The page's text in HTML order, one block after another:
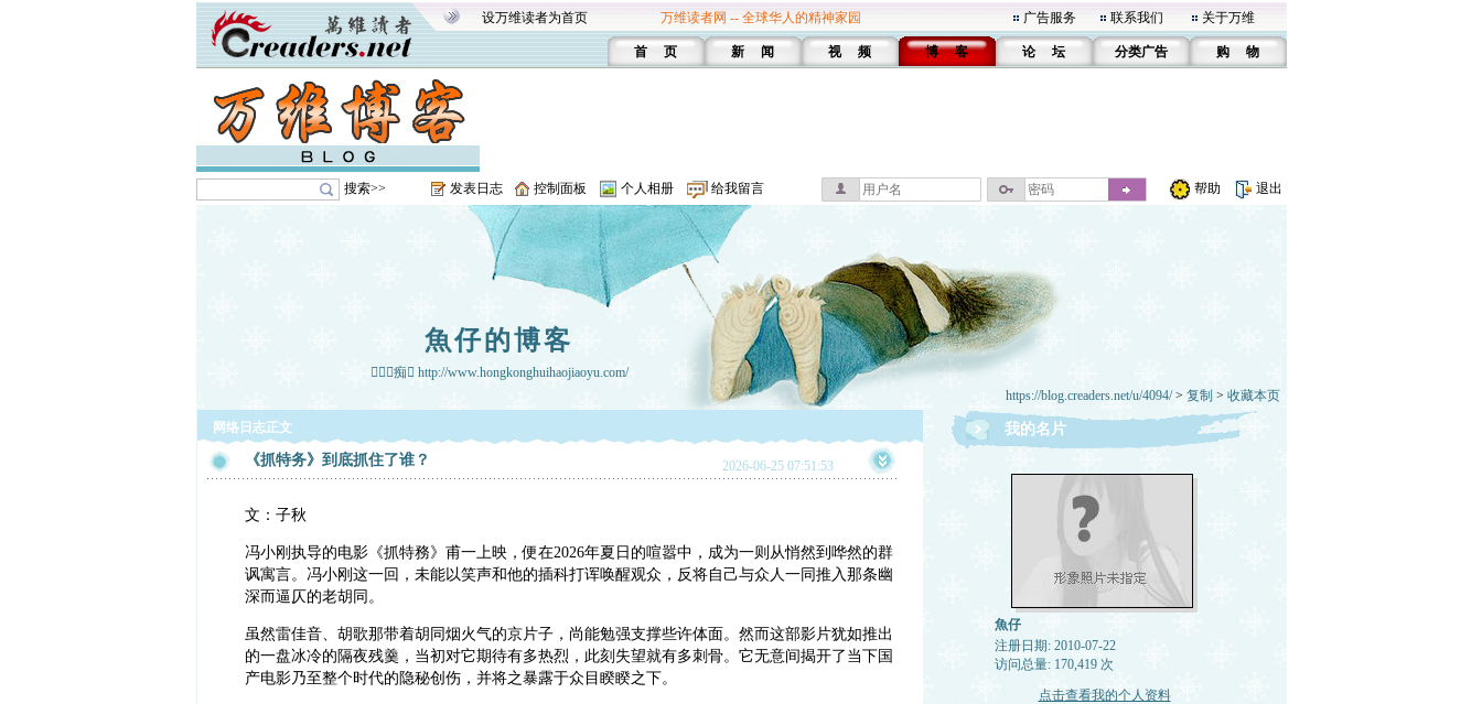
设万维读者为首页 万维读者网 -- 全球华人的精神家园 广告服务 联系我们 关于万维
首 页 新 闻 视 频 博 客 论 坛 分类广告 购 物
搜索>> 发表日志 控制面板 个人相册 给我留言 帮助 退出
魚仔的博客
痴 http://www.hongkonghuihaojiaoyu.com/
https://blog.creaders.net/u/4094/> 复制 > 收藏本页
网络日志正文
《抓特务》到底抓住了谁？ 2026-06-25 07:51:53
文：子秋
冯小刚执导的电影《抓特務》甫一上映，便在2026年夏日的喧嚣中，成为一则从悄然到哗然的群
讽寓言。‍冯小刚这一回，未能以笑声和他的插科打诨唤醒观众，反将自己与众人一同推入那条幽
深而逼仄的老胡同。
‍虽然雷佳音、胡歌那带着胡同烟火气的京片子，尚能勉强支撑些许体面。然而这部影片犹如推出
的一盘冰冷的隔夜残羹，当初对它期待有多热烈，此刻失望就有多刺骨。它无意间揭开了当下国
产电影乃至整个时代的隐秘创伤，并将之暴露于众目睽睽之下。
我的名片
魚仔
注册日期: 2010-07-22
访问总量: 170,419 次
点击查看我的个人资料